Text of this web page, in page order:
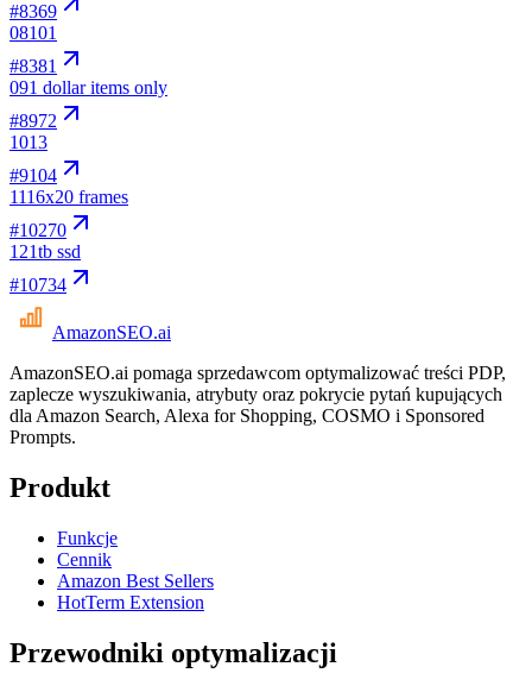
#8369
08101
#8381
091 dollar items only
#8972
1013
#9104
1116x20 frames
#10270
121tb ssd
#10734
AmazonSEO.ai
AmazonSEO.ai pomaga sprzedawcom optymalizować treści PDP,
zaplecze wyszukiwania, atrybuty oraz pokrycie pytań kupujących
dla Amazon Search, Alexa for Shopping, COSMO i Sponsored
Prompts.
Produkt
Funkcje
Cennik
Amazon Best Sellers
HotTerm Extension
Przewodniki optymalizacji